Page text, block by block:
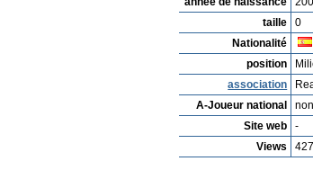
taille
0
Nationalité
position
association
A-Joueur national
non
Site web
-
Views